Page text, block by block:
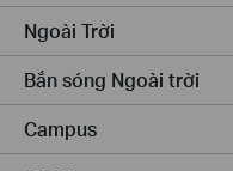
Ngoài Trời
Bắn sóng Ngoài trời
Campus